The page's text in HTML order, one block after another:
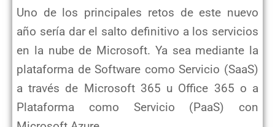
Uno de los principales retos de este nuevo
año sería dar el salto definitivo a los servicios
en la nube de Microsoft. Ya sea mediante la
plataforma de Software como Servicio (SaaS)
a través de Microsoft 365 u Office 365 o a
Plataforma como Servicio (PaaS) con